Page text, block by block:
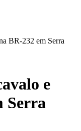
BR-232 em Serra
e
Serra